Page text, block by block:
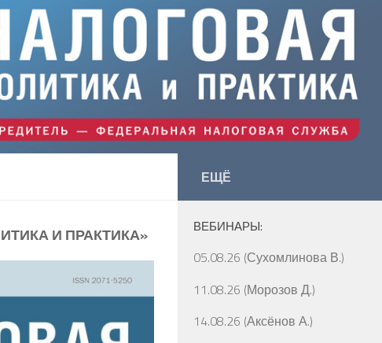
И ПРАКТИКА»
ЕЩЁ
ВЕБИНАРЫ:
05.08.26 (Сухомлинова В.)
11.08.26 (Морозов Д.)
14.08.26 (Аксёнов А.)